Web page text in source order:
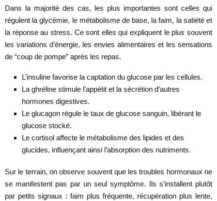
Dans la majorité des cas, les plus importantes sont celles qui
régulent la glycémie, le métabolisme de base, la faim, la satiété et
la réponse au stress. Ce sont elles qui expliquent le plus souvent
les variations d’énergie, les envies alimentaires et les sensations
de “coup de pompe” après les repas.
L’insuline favorise la captation du glucose par les cellules.
La ghréline stimule l’appétit et la sécrétion d’autres
hormones digestives.
Le glucagon régule le taux de glucose sanguin, libérant le
glucose stocké.
Le cortisol affecte le métabolisme des lipides et des
glucides, influençant ainsi l’absorption des nutriments.
Sur le terrain, on observe souvent que les troubles hormonaux ne
se manifestent pas par un seul symptôme. Ils s’installent plutôt
par petits signaux : faim plus fréquente, récupération plus lente,